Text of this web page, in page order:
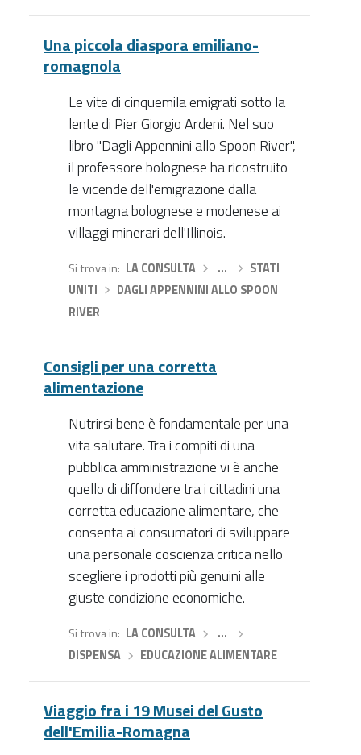
Una piccola diaspora emiliano-
romagnola
Le vite di cinquemila emigrati sotto la
lente di Pier Giorgio Ardeni. Nel suo
libro "Dagli Appennini allo Spoon River",
il professore bolognese ha ricostruito
le vicende dell'emigrazione dalla
montagna bolognese e modenese ai
villaggi minerari dell'Illinois.
Si trova in LA CONSULTA› …
STATI
UNITI
DAGLI APPENNINI ALLO SPOON
RIVER
Consigli per una corretta
alimentazione
Nutrirsi bene è fondamentale per una
vita salutare. Tra i compiti di una
pubblica amministrazione vi è anche
quello di diffondere tra i cittadini una
corretta educazione alimentare, che
consenta ai consumatori di sviluppare
una personale coscienza critica nello
scegliere i prodotti più genuini alle
giuste condizione economiche.
Si trova in LA CONSULTA› …
DISPENSA› EDUCAZIONE ALIMENTARE
Viaggio fra i 19 Musei del Gusto
dell'Emilia-Romagna